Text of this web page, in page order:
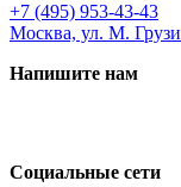
+7 (495) 953-43-43
Москва, ул. М.
Напишите нам
Социальные сети